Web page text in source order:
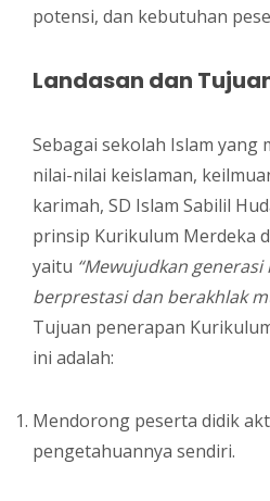
potensi, dan kebutuhan
Landasan dan
Sebagai sekolah Islam
nilai-nilai keislaman,
karimah, SD Islam Sabilil
prinsip Kurikulum Merdeka
yaitu “Mewujudkan
berprestasi dan berakhlak
Tujuan penerapan
ini adalah:
Mendorong peserta didik
pengetahuannya sendiri.